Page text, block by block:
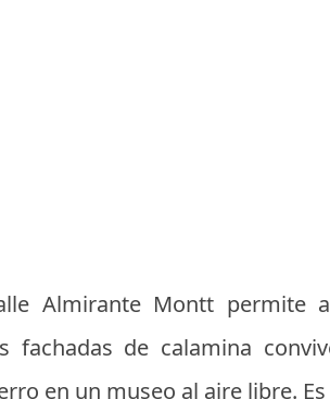
Almirante Montt permite
fachadas de calamina
en un museo al aire libre.